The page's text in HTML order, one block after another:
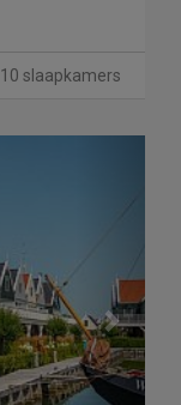
10 slaapkamers